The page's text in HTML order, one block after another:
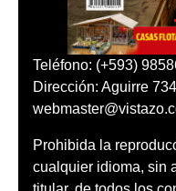
Teléfono: (+593)
Dirección: Aguirre
Prohibida la
cualquier idioma, sin